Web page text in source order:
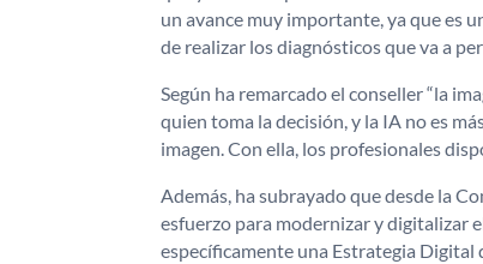
un avance muy importante, ya que es
de realizar los diagnósticos que va a
Según ha remarcado el conseller “la
quien toma la decisión, y la IA no es
imagen. Con ella, los profesionales
Además, ha subrayado que desde la
esfuerzo para modernizar y digitalizar
específicamente una Estrategia Digital